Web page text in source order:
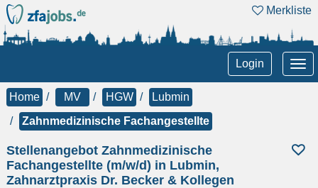
Merkliste
Login
Home MV HGW
Lubmin
Zahnmedizinische Fachangestellte
Stellenangebot Zahnmedizinische
Fachangestellte (m/w/d) in Lubmin,
Zahnarztpraxis Dr. Becker & Kollegen